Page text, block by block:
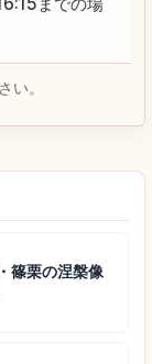
い。
篠栗の涅槃像